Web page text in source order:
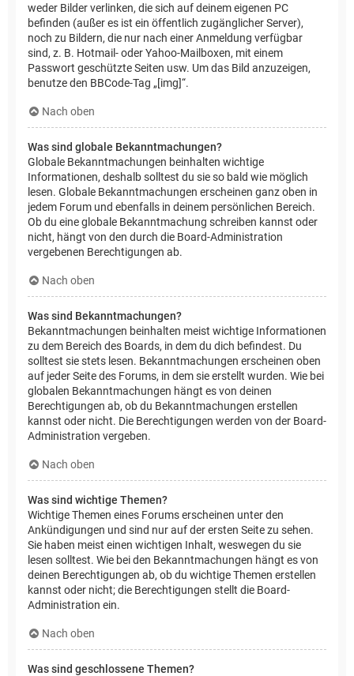
weder Bilder verlinken, die sich auf deinem eigenen PC
befinden (außer es ist ein öffentlich zugänglicher Server),
noch zu Bildern, die nur nach einer Anmeldung verfügbar
sind, z. B. Hotmail- oder Yahoo-Mailboxen, mit einem
Passwort geschützte Seiten usw. Um das Bild anzuzeigen,
benutze den BBCode-Tag „[img]“.
Nach oben
Was sind globale Bekanntmachungen?
Globale Bekanntmachungen beinhalten wichtige
Informationen, deshalb solltest du sie so bald wie möglich
lesen. Globale Bekanntmachungen erscheinen ganz oben in
jedem Forum und ebenfalls in deinem persönlichen Bereich.
Ob du eine globale Bekanntmachung schreiben kannst oder
nicht, hängt von den durch die Board-Administration
vergebenen Berechtigungen ab.
Nach oben
Was sind Bekanntmachungen?
Bekanntmachungen beinhalten meist wichtige Informationen
zu dem Bereich des Boards, in dem du dich befindest. Du
solltest sie stets lesen. Bekanntmachungen erscheinen oben
auf jeder Seite des Forums, in dem sie erstellt wurden. Wie bei
globalen Bekanntmachungen hängt es von deinen
Berechtigungen ab, ob du Bekanntmachungen erstellen
kannst oder nicht. Die Berechtigungen werden von der Board-
Administration vergeben.
Nach oben
Was sind wichtige Themen?
Wichtige Themen eines Forums erscheinen unter den
Ankündigungen und sind nur auf der ersten Seite zu sehen.
Sie haben meist einen wichtigen Inhalt, weswegen du sie
lesen solltest. Wie bei den Bekanntmachungen hängt es von
deinen Berechtigungen ab, ob du wichtige Themen erstellen
kannst oder nicht; die Berechtigungen stellt die Board-
Administration ein.
Nach oben
Was sind geschlossene Themen?